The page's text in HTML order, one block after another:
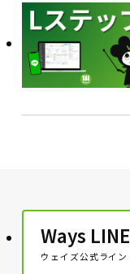
Ways LINE
ウェイズ公式ライン